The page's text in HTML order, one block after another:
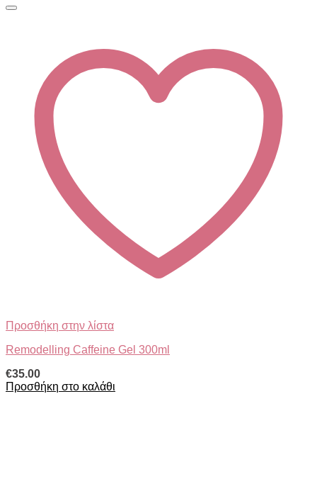
Προσθήκη στην λίστα
Remodelling Caffeine Gel 300ml
€35.00
Προσθήκη στο καλάθι